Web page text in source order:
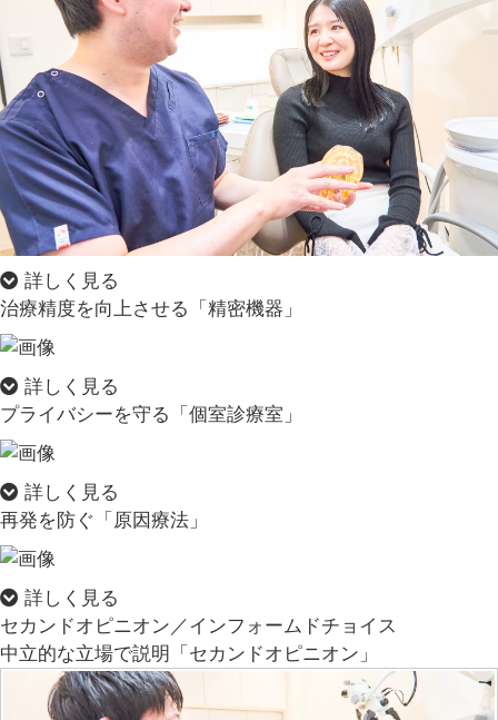
詳しく見る
治療精度を向上させる「精密機器」
詳しく見る
プライバシーを守る「個室診療室」
詳しく見る
再発を防ぐ「原因療法」
詳しく見る
セカンドオピニオン／インフォームドチョイス
中立的な立場で説明「セカンドオピニオン」